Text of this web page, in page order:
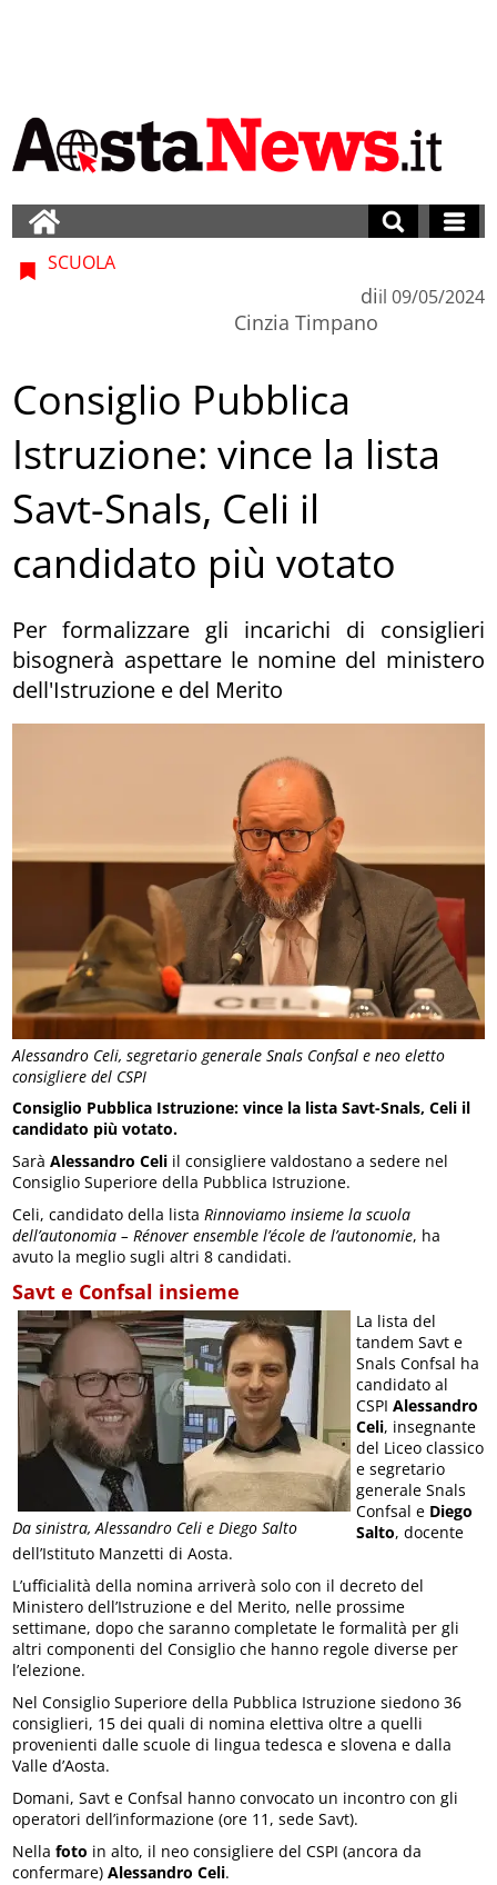
Alessandro Celi, segretario generale Snals Confsal e neo eletto
consigliere del CSPI
SCUOLA
di
Cinzia Timpano
il 09/05/2024
Consiglio Pubblica
Istruzione: vince la lista
Savt-Snals, Celi il
candidato più votato
Per formalizzare gli incarichi di consiglieri
bisognerà aspettare le nomine del ministero
dell'Istruzione e del Merito
Consiglio Pubblica Istruzione: vince la lista Savt-Snals, Celi il
candidato più votato.
SaràAlessandro Celi il consigliere valdostano a sedere nel
Consiglio Superiore della Pubblica Istruzione.
Celi, candidato della listaRinnoviamo insieme la scuola
dell’autonomia – Rénover ensemble l’école de l’autonomie, ha
avuto la meglio sugli altri 8 candidati.
Savt e Confsal insieme
Da sinistra, Alessandro Celi e Diego Salto
La lista del
tandem Savt e
Snals Confsal ha
candidato al
CSPIAlessandro
Celi, insegnante
del Liceo classico
e segretario
generale Snals
Confsal e Diego
Salto, docente
dell’Istituto Manzetti di Aosta.
L’ufficialità della nomina arriverà solo con il decreto del
Ministero dell’Istruzione e del Merito, nelle prossime
settimane, dopo che saranno completate le formalità per gli
altri componenti del Consiglio che hanno regole diverse per
l’elezione.
Nel Consiglio Superiore della Pubblica Istruzione siedono 36
consiglieri, 15 dei quali di nomina elettiva oltre a quelli
provenienti dalle scuole di lingua tedesca e slovena e dalla
Valle d’Aosta.
Domani, Savt e Confsal hanno convocato un incontro con gli
operatori dell’informazione (ore 11, sede Savt).
Nellafoto in alto, il neo consigliere del CSPI (ancora da
confermare) Alessandro Celi.